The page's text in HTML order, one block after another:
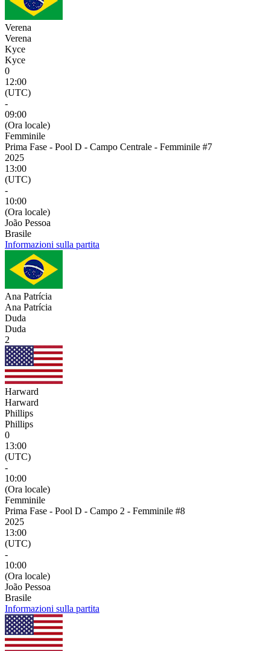
Verena
Verena
Kyce
Kyce
0
12:00
(UTC)
-
09:00
(Ora locale)
Femminile
Prima Fase - Pool D - Campo Centrale - Femminile #7
2025
13:00
(UTC)
-
10:00
(Ora locale)
João Pessoa
Brasile
Informazioni sulla partita
Ana Patrícia
Ana Patrícia
Duda
Duda
2
Harward
Harward
Phillips
Phillips
0
13:00
(UTC)
-
10:00
(Ora locale)
Femminile
Prima Fase - Pool D - Campo 2 - Femminile #8
2025
13:00
(UTC)
-
10:00
(Ora locale)
João Pessoa
Brasile
Informazioni sulla partita